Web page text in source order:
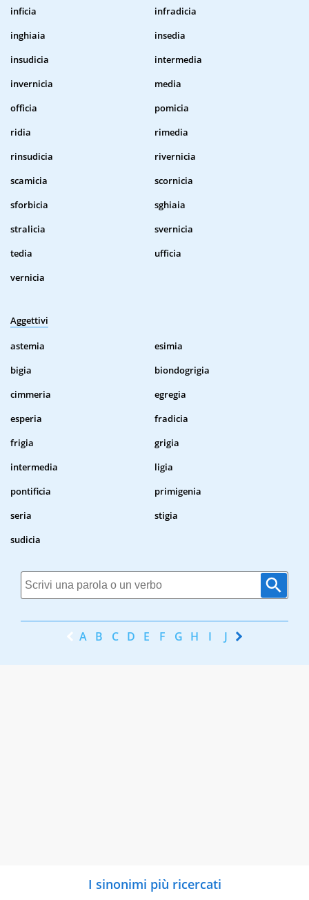
inficia
infradicia
inghiaia
insedia
insudicia
intermedia
invernicia
media
officia
pomicia
ridia
rimedia
rinsudicia
rivernicia
scamicia
scornicia
sforbicia
sghiaia
stralicia
svernicia
tedia
ufficia
vernicia
Aggettivi
astemia
esimia
bigia
biondogrigia
cimmeria
egregia
esperia
fradicia
frigia
grigia
intermedia
ligia
pontificia
primigenia
seria
stigia
sudicia
A B C D E F G H I J K
I sinonimi più ricercati